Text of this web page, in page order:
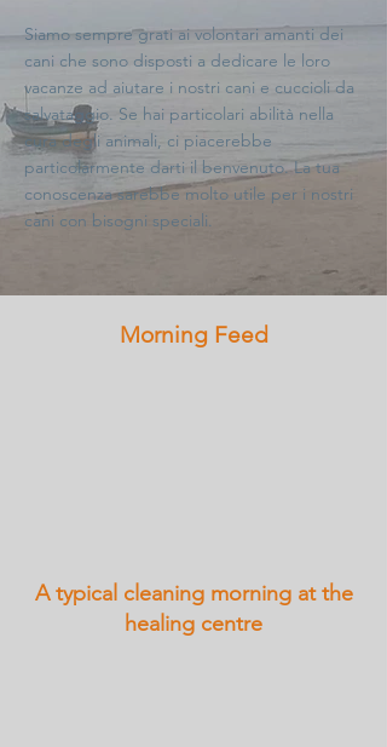
Siamo sempre grati ai volontari amanti dei
cani che sono disposti a dedicare le loro
vacanze ad aiutare i nostri cani e cuccioli da
salvataggio. Se hai particolari abilità nella
cura degli animali, ci piacerebbe
particolarmente darti il benvenuto. La tua
conoscenza sarebbe molto utile per i nostri
cani con bisogni speciali.
Morning Feed
A typical cleaning morning at the
healing centre